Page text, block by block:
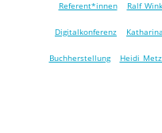
Referent*innen Ralf
Digitalkonferenz
Buchherstellung Heidi